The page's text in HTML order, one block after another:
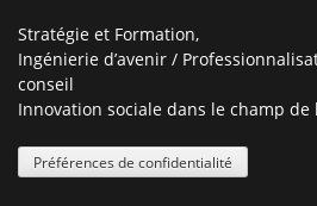
Stratégie et Formation,
Ingénierie d’avenir /
conseil
Innovation sociale dans le champ de
Préférences de confidentialité